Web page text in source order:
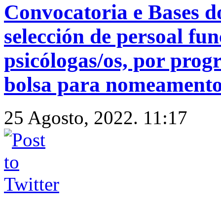
Convocatoria e Bases
selección de persoal
psicólogas/os, por
bolsa para
25 Agosto, 2022. 11:17